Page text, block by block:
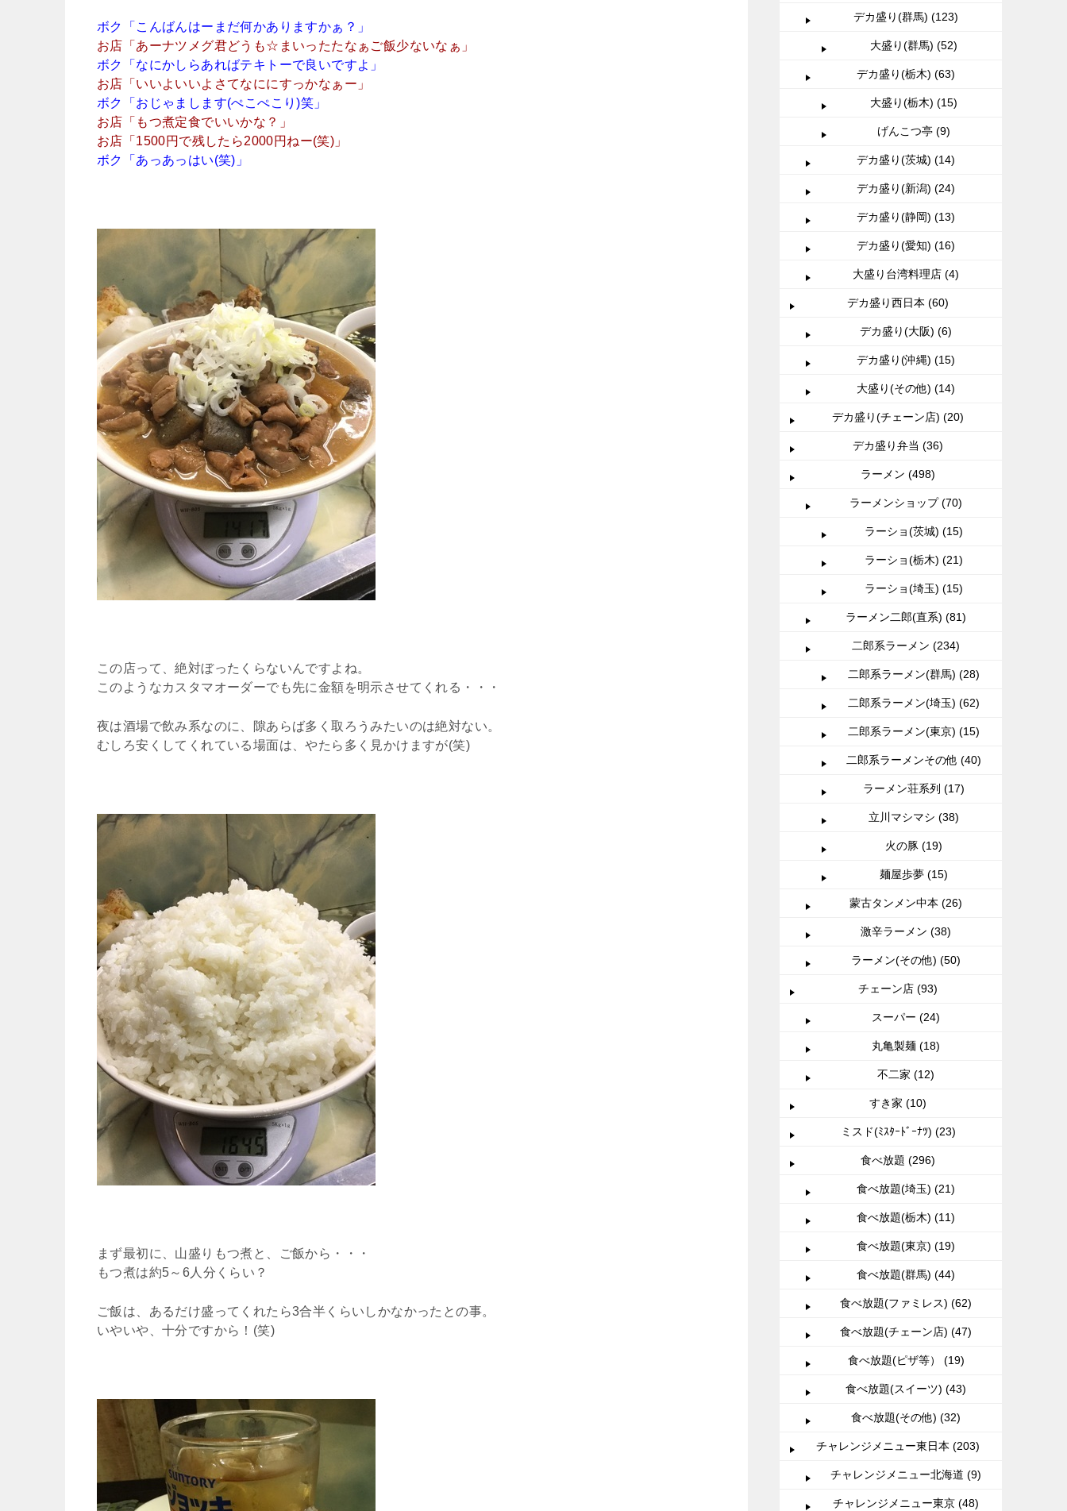
ボク「こんばんはーまだ何かありますかぁ？」
お店「あーナツメグ君どうも☆まいったたなぁご飯少ないなぁ」
ボク「なにかしらあればテキトーで良いですよ」
お店「いいよいいよさてなににすっかなぁー」
ボク「おじゃまします(ぺこぺこり)笑」
お店「もつ煮定食でいいかな？」
お店「1500円で残したら2000円ねー(笑)」
ボク「あっあっはい(笑)」
この店って、絶対ぼったくらないんですよね。
このようなカスタマオーダーでも先に金額を明示させてくれる・・・
夜は酒場で飲み系なのに、隙あらば多く取ろうみたいのは絶対ない。
むしろ安くしてくれている場面は、やたら多く見かけますが(笑)
まず最初に、山盛りもつ煮と、ご飯から・・・
もつ煮は約5～6人分くらい？
ご飯は、あるだけ盛ってくれたら3合半くらいしかなかったとの事。
いやいや、十分ですから！(笑)
デカ盛り(群馬) (123)
大盛り(群馬) (52)
デカ盛り(栃木) (63)
大盛り(栃木) (15)
げんこつ亭 (9)
デカ盛り(茨城) (14)
デカ盛り(新潟) (24)
デカ盛り(静岡) (13)
デカ盛り(愛知) (16)
大盛り台湾料理店 (4)
デカ盛り西日本 (60)
デカ盛り(大阪) (6)
デカ盛り(沖縄) (15)
大盛り(その他) (14)
デカ盛り(チェーン店) (20)
デカ盛り弁当 (36)
ラーメン (498)
ラーメンショップ (70)
ラーショ(茨城) (15)
ラーショ(栃木) (21)
ラーショ(埼玉) (15)
ラーメン二郎(直系) (81)
二郎系ラーメン (234)
二郎系ラーメン(群馬) (28)
二郎系ラーメン(埼玉) (62)
二郎系ラーメン(東京) (15)
二郎系ラーメンその他 (40)
ラーメン荘系列 (17)
立川マシマシ (38)
火の豚 (19)
麺屋歩夢 (15)
蒙古タンメン中本 (26)
激辛ラーメン (38)
ラーメン(その他) (50)
チェーン店 (93)
スーパー (24)
丸亀製麺 (18)
不二家 (12)
すき家 (10)
ミスド(ﾐｽﾀｰﾄﾞｰﾅﾂ) (23)
食べ放題 (296)
食べ放題(埼玉) (21)
食べ放題(栃木) (11)
食べ放題(東京) (19)
食べ放題(群馬) (44)
食べ放題(ファミレス) (62)
食べ放題(チェーン店) (47)
食べ放題(ピザ等） (19)
食べ放題(スイーツ) (43)
食べ放題(その他) (32)
チャレンジメニュー東日本 (203)
チャレンジメニュー北海道 (9)
チャレンジメニュー東京 (48)